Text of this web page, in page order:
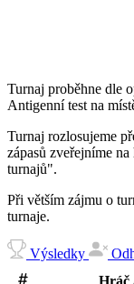
Turnaj proběhne dle
Antigenní test na
Turnaj rozlosujeme
zápasů zveřejníme
turnajů".
Při větším zájmu o
turnaje.
Výsledky